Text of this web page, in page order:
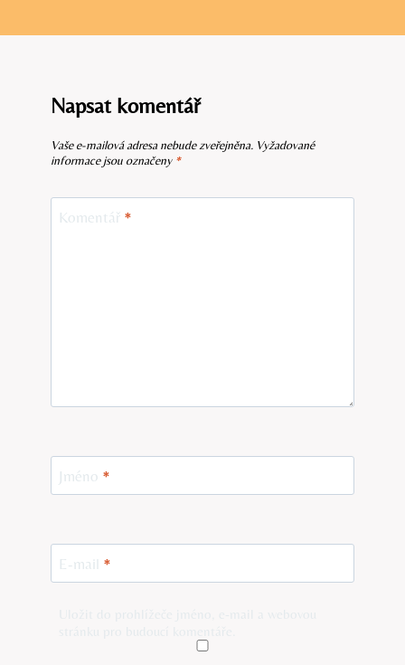
Napsat komentář
Vaše e-mailová adresa nebude zveřejněna. Vyžadované
informace jsou označeny *
Komentář *
Jméno *
E-mail *